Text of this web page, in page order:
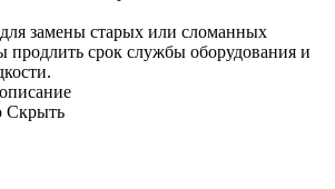
замены старых или сломанных
продлить срок службы оборудования и
Скрыть